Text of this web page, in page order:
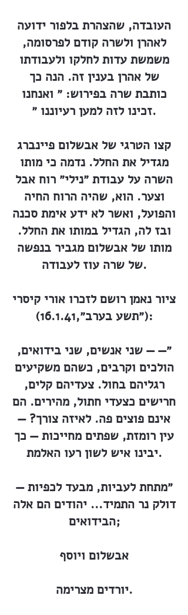
העובדה, שהצהרת בלפור ידועה
לאהרן ולשרה קודם לפרסומה,
משמשת עדות לחלקו ולעבודתו
של אהרן בענין זה. הנה כך
כותבת שרה בפירוש: ״ ואנחנו
זכינו לזה למען רעיוננו ״.
קצו הטרגי של אבשלום פיינברג
מגדיל את החלל. נדמה כי מותו
השרה על עבודת ״נילי״ רוח אבל
וצער. הוא, שהיה הרוח החיה
והפועל, ואשר לא ידע אימת סכנה
ובז לה, הגדיל במותו את החלל.
מותו של אבשלום מגביר בנפשה
של שרה עוז לעבודה.
ציור נאמן רושם לזכרו אורי קיסרי
(״תשע בערב״,16.1.41):
״— — שני אנשים, שני בידואים,
הולכים וקרבים, כשהם משקיעים
רגליהם בחול. צעדיהם קלים,
חרישים כצעדי חתול, מהירים. הם
אינם פוצים פה. לאיזה צורך? —
עין רומזת, שפתים מחייכות — כך
יבינו איש לשון רעו האלמת.
״מתחת לעביות, מבעד לכפיות —
דולק נר התמיד... יהודים הם אלה
הבידואים;
אבשלום ויוסף
יורדים מצרימה.